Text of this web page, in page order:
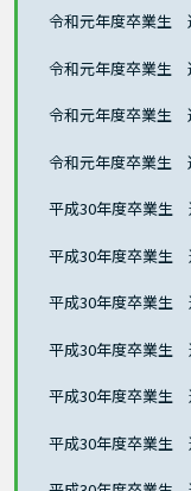
令和元年度卒業生
令和元年度卒業生
令和元年度卒業生
令和元年度卒業生
平成30年度卒業生
平成30年度卒業生
平成30年度卒業生
平成30年度卒業生
平成30年度卒業生
平成30年度卒業生